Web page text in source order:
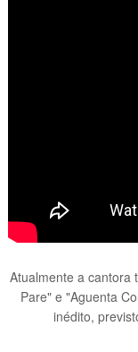
Atualmente a cantora
Pare" e "Aguenta
inédito,